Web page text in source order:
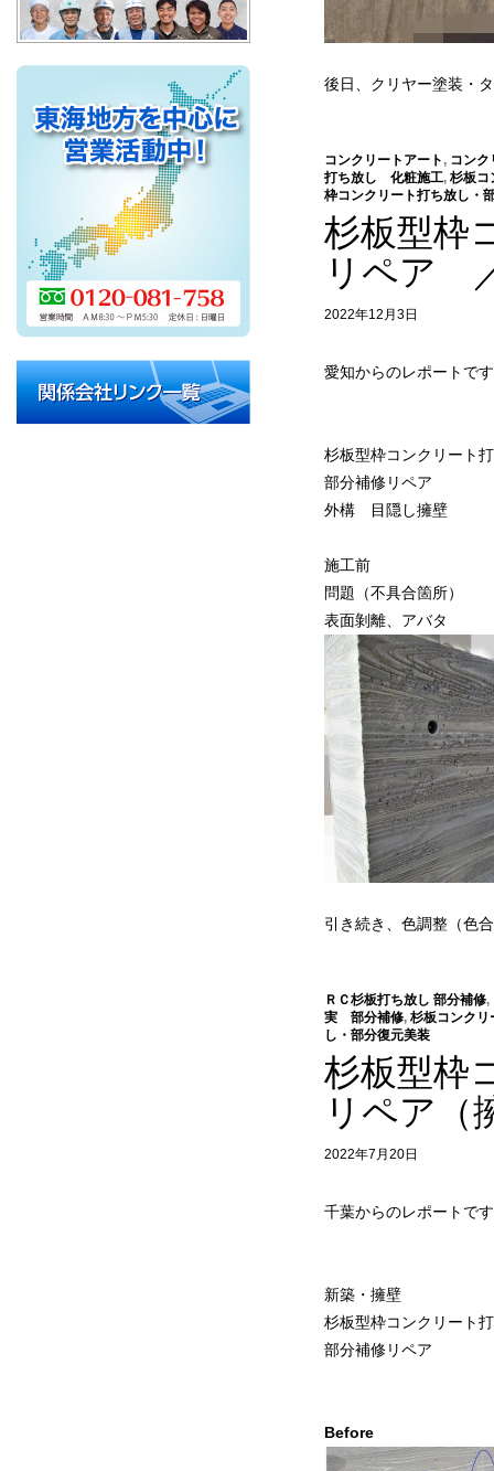
後日、クリヤー塗装・
コンクリートアート , コンク
打ち放し 化粧施工, 杉板
枠コンクリート打ち放し・
杉板型枠
リペア
2022年12月3日
愛知からのレポートで
杉板型枠コンクリート
部分補修リペア
外構 目隠し擁壁
施工
問題（不具合
表面剝離、アバタ
引き続き、色調整（色
ＲＣ杉板打ち放し 部分補修,
実 部分補修, 杉板コンク
し・部分復元美装
杉板型枠
リペア（
2022年7月20日
千葉からのレポートで
新築・擁壁
杉板型枠コンクリート
部分補修リペア
Before